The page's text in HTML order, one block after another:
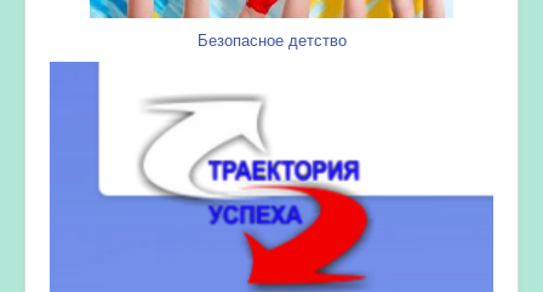
Безопасное детство